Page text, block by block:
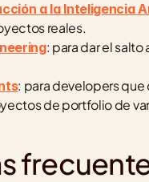
a la Inteligencia
reales.
: para dar el
: para developers
de portfolio de